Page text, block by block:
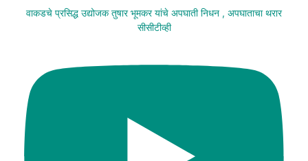
वाकडचे प्रसिद्ध उद्योजक तुषार भूमकर यांचे अपघाती निधन , अपघाताचा थरार
सीसीटीव्ही